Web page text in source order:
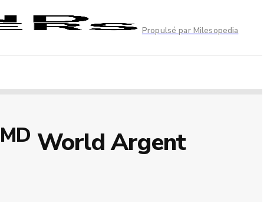
Propulsé par Milesopedia
MD World Argent